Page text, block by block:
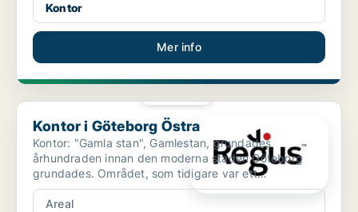
Kontor
Mer info
Kontor i Göteborg Östra
Kontor i Göteborg Östra
Kontor: "Gamla stan", Gamlestan, grundades
århundraden innan den moderna staden Göteborg
grundades. Området, som tidigare var ett
industricentrum, håller sna...
Areal